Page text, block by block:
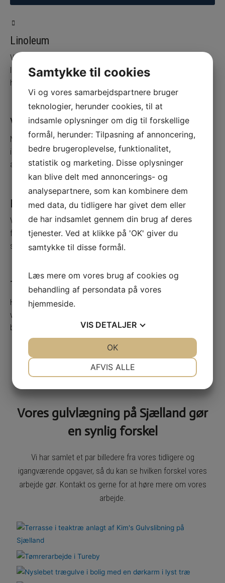
Linoleum
Vi bruger en nyudviklet metode, Linoslib, til behandling af dit
linoleumsgulv - vi er den eneste udbyder i Danmark - ring og
hør mere.
Vinyl
Når du får renset dit vinylgulv, ser hele rummet fantastisk ud
igen. Ring og hør nærmere om vores behandling og metode til
at forlænge dets levetid.
Beton
Vi kan behandle dit betongulv med en helt ny metode, der
frisker det op og får det til at se nyt ud igen. Kontakt os for
spørgsmål.
Terazzo
Hvis man sørger for at rense og behandle gulvet, bliver
vedligeholdelsen lettere fremover. Vi kan hjælpe med den rette
behandling.
Vores gulvlægning på Sjælland gør
en synlig forskel
Vi har samlet et par billedere fra vores tidligere og
igangværende opgaver, så du kan se hvilken forskel vores
arbejde gør. Kontakt os gerne for at høre mere om vores
arbejde.
Samtykke til cookies
Vi og vores samarbejdspartnere bruger
teknologier, herunder cookies, til at
indsamle oplysninger om dig til forskellige
formål, herunder: Tilpasning af annoncering,
bedre brugeroplevelse, funktionalitet,
statistik og marketing. Disse oplysninger
kan blive delt med annoncerings- og
analysepartnere, som kan kombinere dem
med data, du tidligere har givet dem eller
de har indsamlet gennem din brug af deres
tjenester. Ved at klikke på 'OK' giver du
samtykke til disse formål.
Læs mere om vores brug af cookies og
behandling af persondata på vores
hjemmeside.
VIS DETALJER
AFVIS ALLE
OK